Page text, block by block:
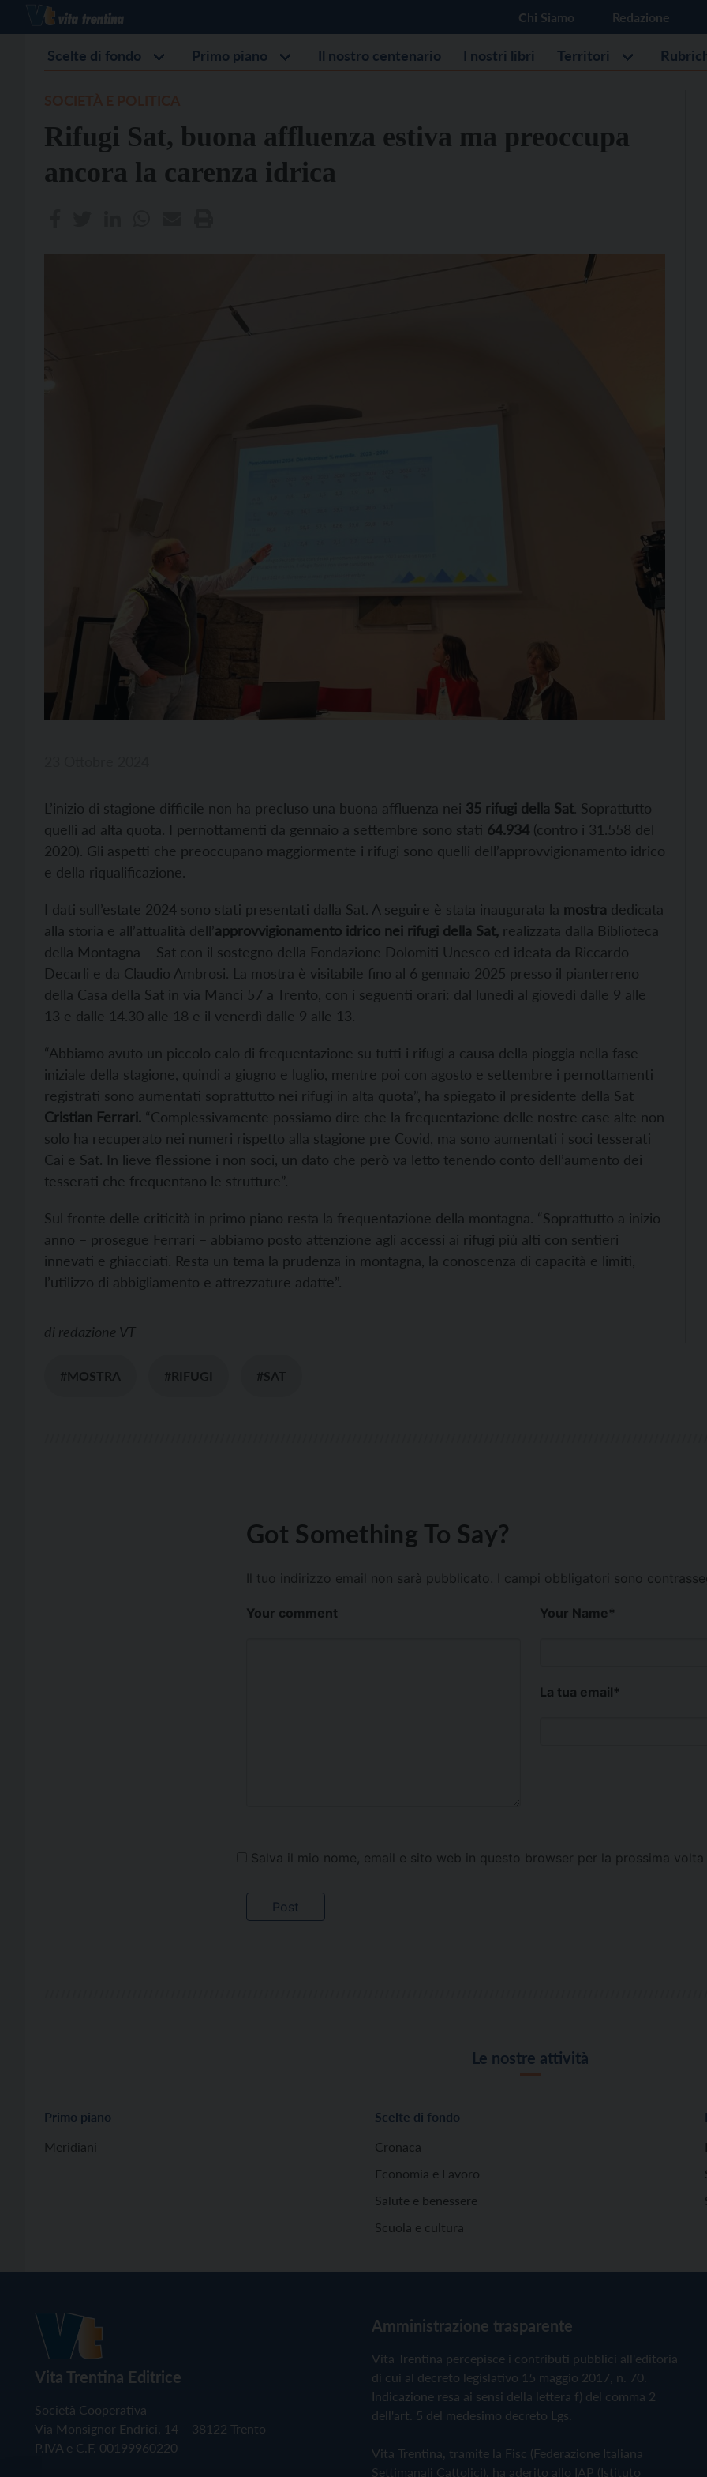
Chi Siamo Redazione
Scelte di fondo Primo piano Il nostro centenario I nostri libri Territori
Rifugi Sat, buona affluenza estiva ma preoccupa
ancora la carenza idrica
L’inizio di stagione difficile non ha precluso una buona affluenza nei 35 rifugi della Sat. Soprattutto
quelli ad alta quota. I pernottamenti da gennaio a settembre sono stati 64.934 (contro i 31.558 del
2020). Gli aspetti che preoccupano maggiormente i rifugi sono quelli dell’approvvigionamento idrico
e della riqualificazione.
I dati sull’estate 2024 sono stati presentati dalla Sat. A seguire è stata inaugurata la mostra dedicata
alla storia e all’attualità dell’approvvigionamento idrico nei rifugi della Sat, realizzata dalla Biblioteca
della Montagna – Sat con il sostegno della Fondazione Dolomiti Unesco ed ideata da Riccardo
Decarli e da Claudio Ambrosi. La mostra è visitabile fino al 6 gennaio 2025 presso il pianterreno
della Casa della Sat in via Manci 57 a Trento, con i seguenti orari: dal lunedì al giovedì dalle 9 alle
13 e dalle 14.30 alle 18 e il venerdì dalle 9 alle 13.
“Abbiamo avuto un piccolo calo di frequentazione su tutti i rifugi a causa della pioggia nella fase
iniziale della stagione, quindi a giugno e luglio, mentre poi con agosto e settembre i pernottamenti
registrati sono aumentati soprattutto nei rifugi in alta quota”, ha spiegato il presidente della Sat
Cristian Ferrari. “Complessivamente possiamo dire che la frequentazione delle nostre case alte non
solo ha recuperato nei numeri rispetto alla stagione pre Covid, ma sono aumentati i soci tesserati
Cai e Sat. In lieve flessione i non soci, un dato che però va letto tenendo conto dell’aumento dei
tesserati che frequentano le strutture”.
Sul fronte delle criticità in primo piano resta la frequentazione della montagna. “Soprattutto a inizio
anno – prosegue Ferrari – abbiamo posto attenzione agli accessi ai rifugi più alti con sentieri
innevati e ghiacciati. Resta un tema la prudenza in montagna, la conoscenza di capacità e limiti,
l’utilizzo di abbigliamento e attrezzature adatte”.
di redazione VT
#MOSTRA #RIFUGI #SAT
Got Something To Say?
Il tuo indirizzo email non sarà pubblicato. I campi obbligatori sono
Your comment Your Name*
La tua email*
Salva il mio nome, email e sito web in questo browser per la prossima
Le nostre attività
Primo piano
Meridiani
Scelte di fondo
Cronaca
Economia e Lavoro
Salute e benessere
Scuola e cultura
Vita Trentina Editrice
Società Cooperativa
Via Monsignor Endrici, 14 – 38122 Trento
P.IVA e C.F. 00199960220
Amministrazione trasparente
Vita Trentina percepisce i contributi pubblici all'editoria
di cui al decreto legislativo 15 maggio 2017, n. 70.
Indicazione resa ai sensi della lettera f) del comma 2
dell'art. 5 del medesimo decreto Lgs.
Vita Trentina, tramite la Fisc (Federazione Italiana
Settimanali Cattolici), ha aderito allo IAP (Istituto